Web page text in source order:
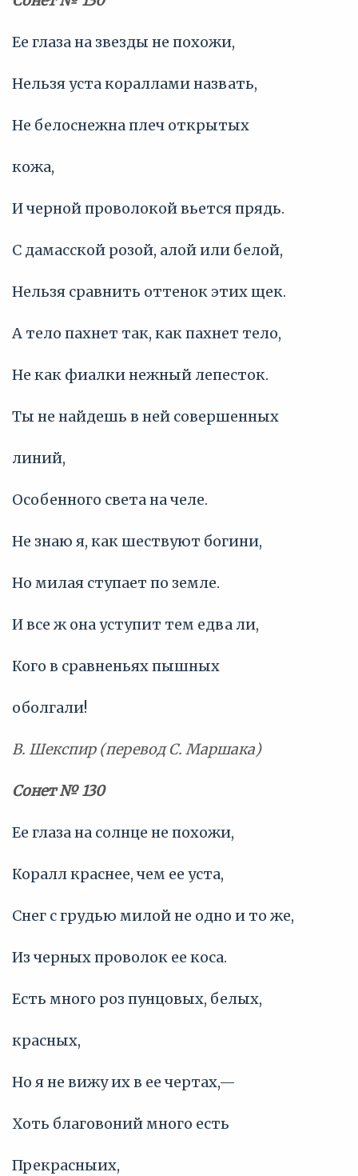
Ее глаза на звезды не похожи,
Нельзя уста кораллами назвать,
Не белоснежна плеч открытых
кожа,
И черной проволокой вьется прядь.
С дамасской розой, алой или белой,
Нельзя сравнить оттенок этих щек.
А тело пахнет так, как пахнет тело,
Не как фиалки нежный лепесток.
Ты не найдешь в ней совершенных
линий,
Особенного света на челе.
Не знаю я, как шествуют богини,
Но милая ступает по земле.
И все ж она уступит тем едва ли,
Кого в сравненьях пышных
оболгали!
В. Шекспир (перевод С. Маршака)
Сонет № 130
Ее глаза на солнце не похожи,
Коралл краснее, чем ее уста,
Снег с грудью милой не одно и то же,
Из черных проволок ее коса.
Есть много роз пунцовых, белых,
красных,
Но я не вижу их в ее чертах,—
Хоть благовоний много есть
Прекрасныих,